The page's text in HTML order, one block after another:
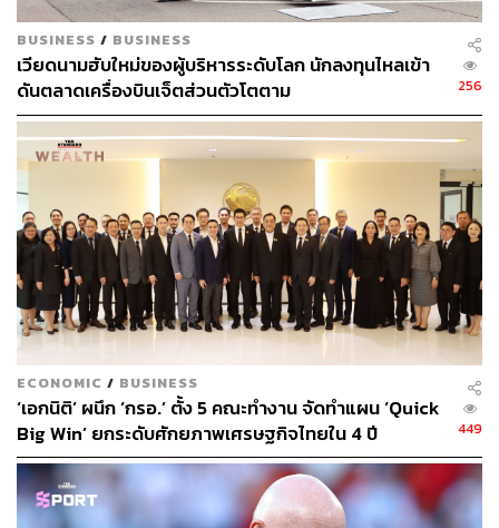
BUSINESS / BUSINESS
เวียดนามฮับใหม่ของผู้บริหารระดับโลก นักลงทุนไหลเข้า
ดันตลาดเครื่องบินเจ็ตส่วนตัวโตตาม
256
ECONOMIC / BUSINESS
‘เอกนิติ’ ผนึก ‘กรอ.’ ตั้ง 5 คณะทำงาน จัดทำแผน ‘Quick
Big Win’ ยกระดับศักยภาพเศรษฐกิจไทยใน 4 ปี
449